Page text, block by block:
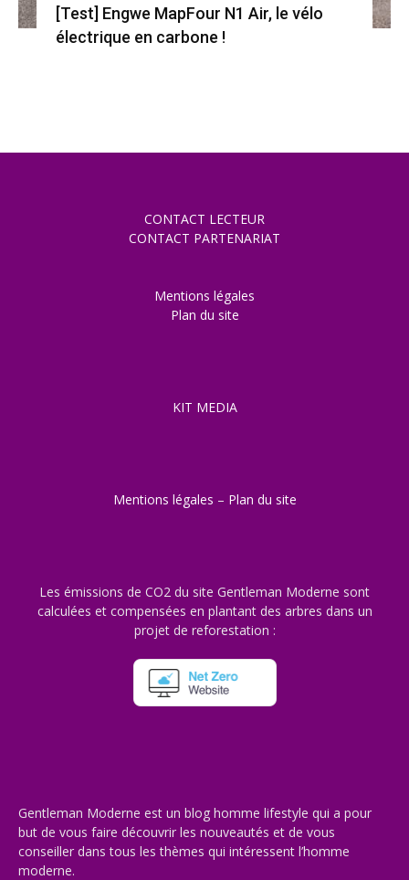
[Test] Engwe MapFour N1 Air, le vélo
électrique en carbone !
CONTACT LECTEUR
CONTACT PARTENARIAT
Mentions légales
Plan du site
KIT MEDIA
Mentions légales – Plan du site
Les émissions de CO2 du site Gentleman Moderne sont
calculées et compensées en plantant des arbres dans un
projet de reforestation :
Gentleman Moderne est un blog homme lifestyle qui a pour
but de vous faire découvrir les nouveautés et de vous
conseiller dans tous les thèmes qui intéressent l’homme
moderne.